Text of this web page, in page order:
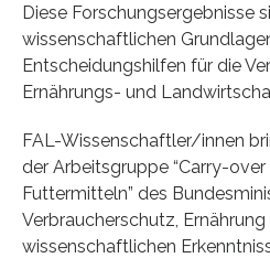
Diese Forschungsergebnisse
wissenschaftlichen
Entscheidungshilfen für die
Ernährungs- und
FAL-Wissenschaftler/innen
der Arbeitsgruppe “Carry-
Futtermitteln” des
Verbraucherschutz,
wissenschaftlichen